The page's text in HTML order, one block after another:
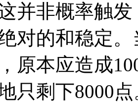
并非概率触
对的和稳定
原本应造成
只剩下8000